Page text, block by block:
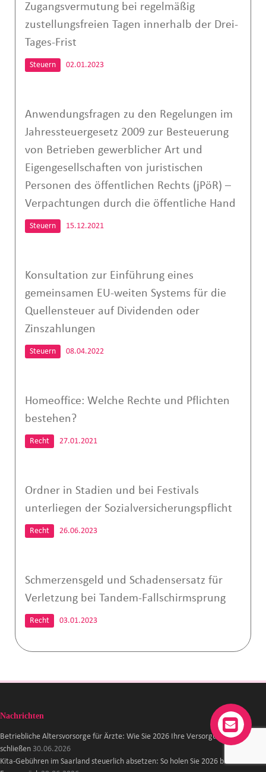
Zugangsvermutung bei regelmäßig
zustellungsfreien Tagen innerhalb der Drei-
Tages-Frist
Steuern 02.01.2023
Anwendungsfragen zu den Regelungen im
Jahressteuergesetz 2009 zur Besteuerung
von Betrieben gewerblicher Art und
Eigengesellschaften von juristischen
Personen des öffentlichen Rechts (jPöR) –
Verpachtungen durch die öffentliche Hand
Steuern 15.12.2021
Konsultation zur Einführung eines
gemeinsamen EU-weiten Systems für die
Quellensteuer auf Dividenden oder
Zinszahlungen
Steuern 08.04.2022
Homeoffice: Welche Rechte und Pflichten
bestehen?
Recht 27.01.2021
Ordner in Stadien und bei Festivals
unterliegen der Sozialversicherungspflicht
Recht 26.06.2023
Schmerzensgeld und Schadensersatz für
Verletzung bei Tandem-Fallschirmsprung
Recht 03.01.2023
Nachrichten
Betriebliche Altersvorsorge für Ärzte: Wie Sie 2026 Ihre Versorgungslücke
schließen 30.06.2026
Kita-Gebühren im Saarland steuerlich absetzen: So holen Sie 2026 bis zu 4.800